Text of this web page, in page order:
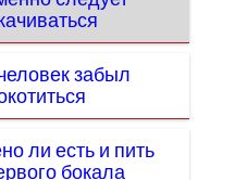
забыл
ли есть и пить
бокала